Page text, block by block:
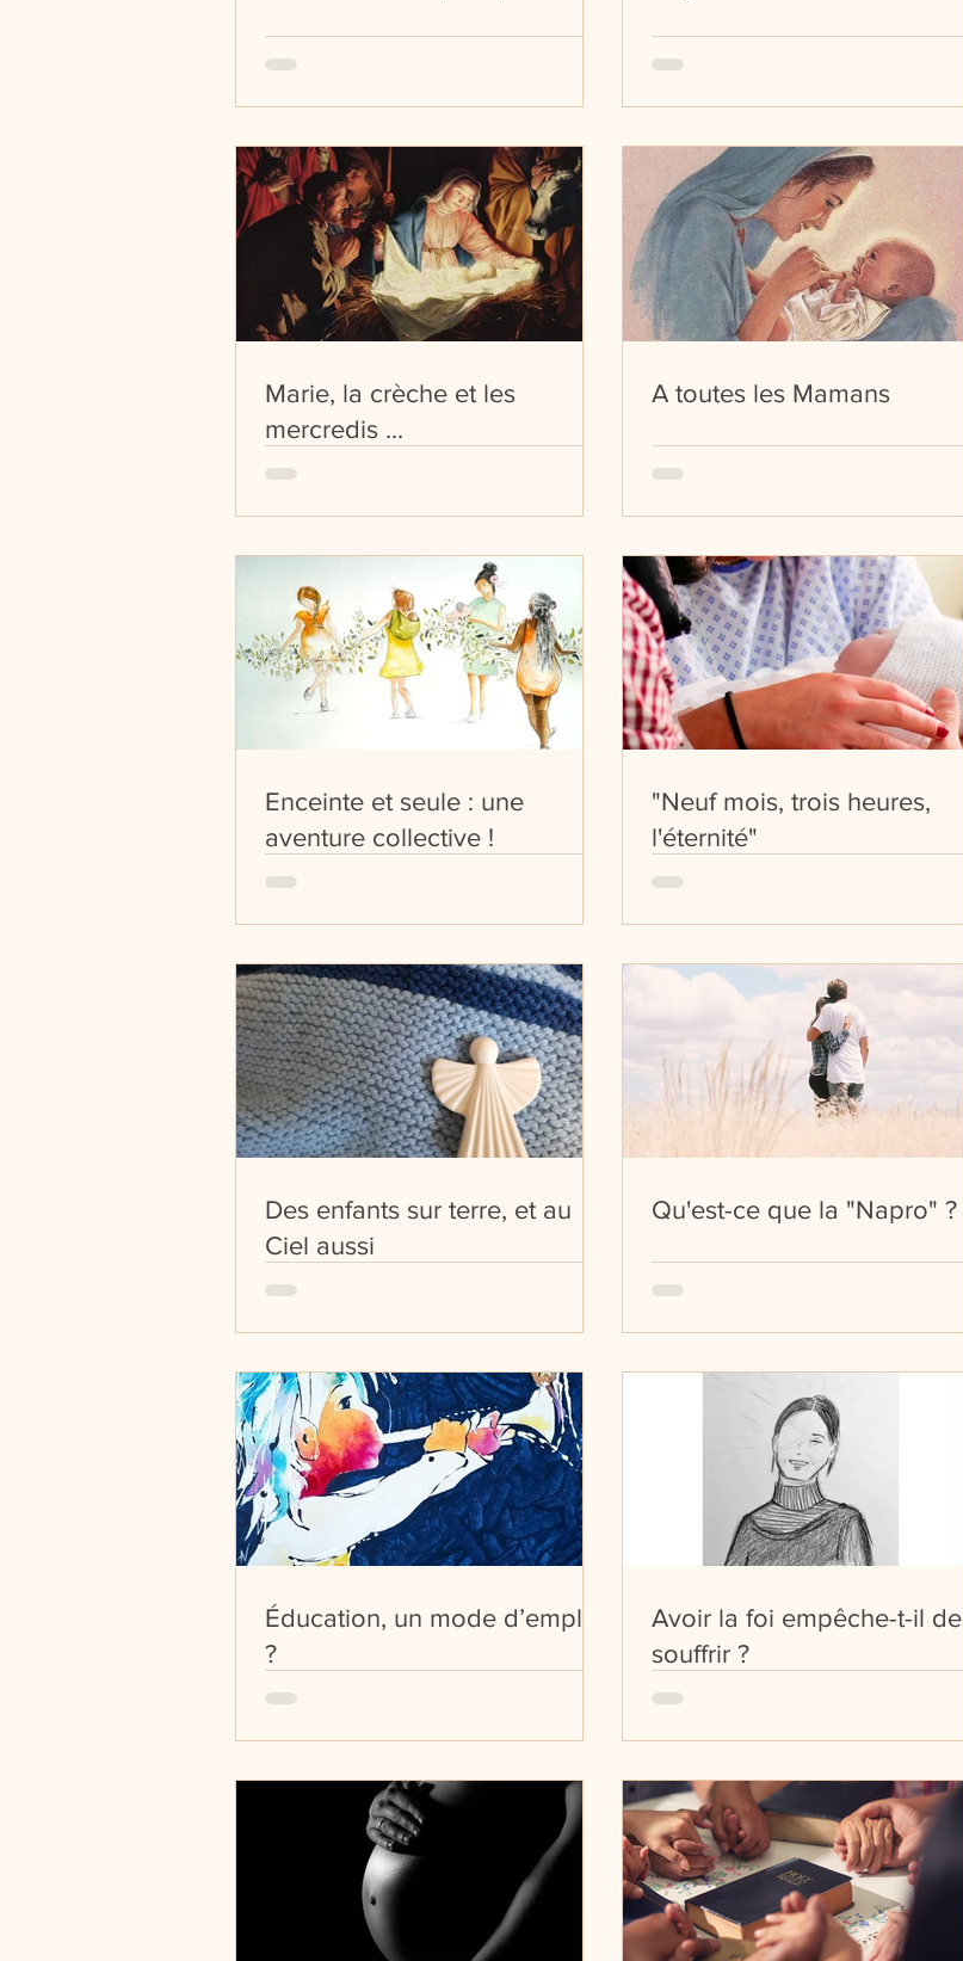
Marie, la crèche et les
mercredis ...
A toutes les Mamans
Enceinte et seule : une
aventure collective !
"Neuf mois, trois heures,
l'éternité"
Des enfants sur terre, et au
Ciel aussi
Qu'est-ce que la "Napro" ?
Éducation, un mode d’emploi
?
Avoir la foi empêche-t-il de
souffrir ?